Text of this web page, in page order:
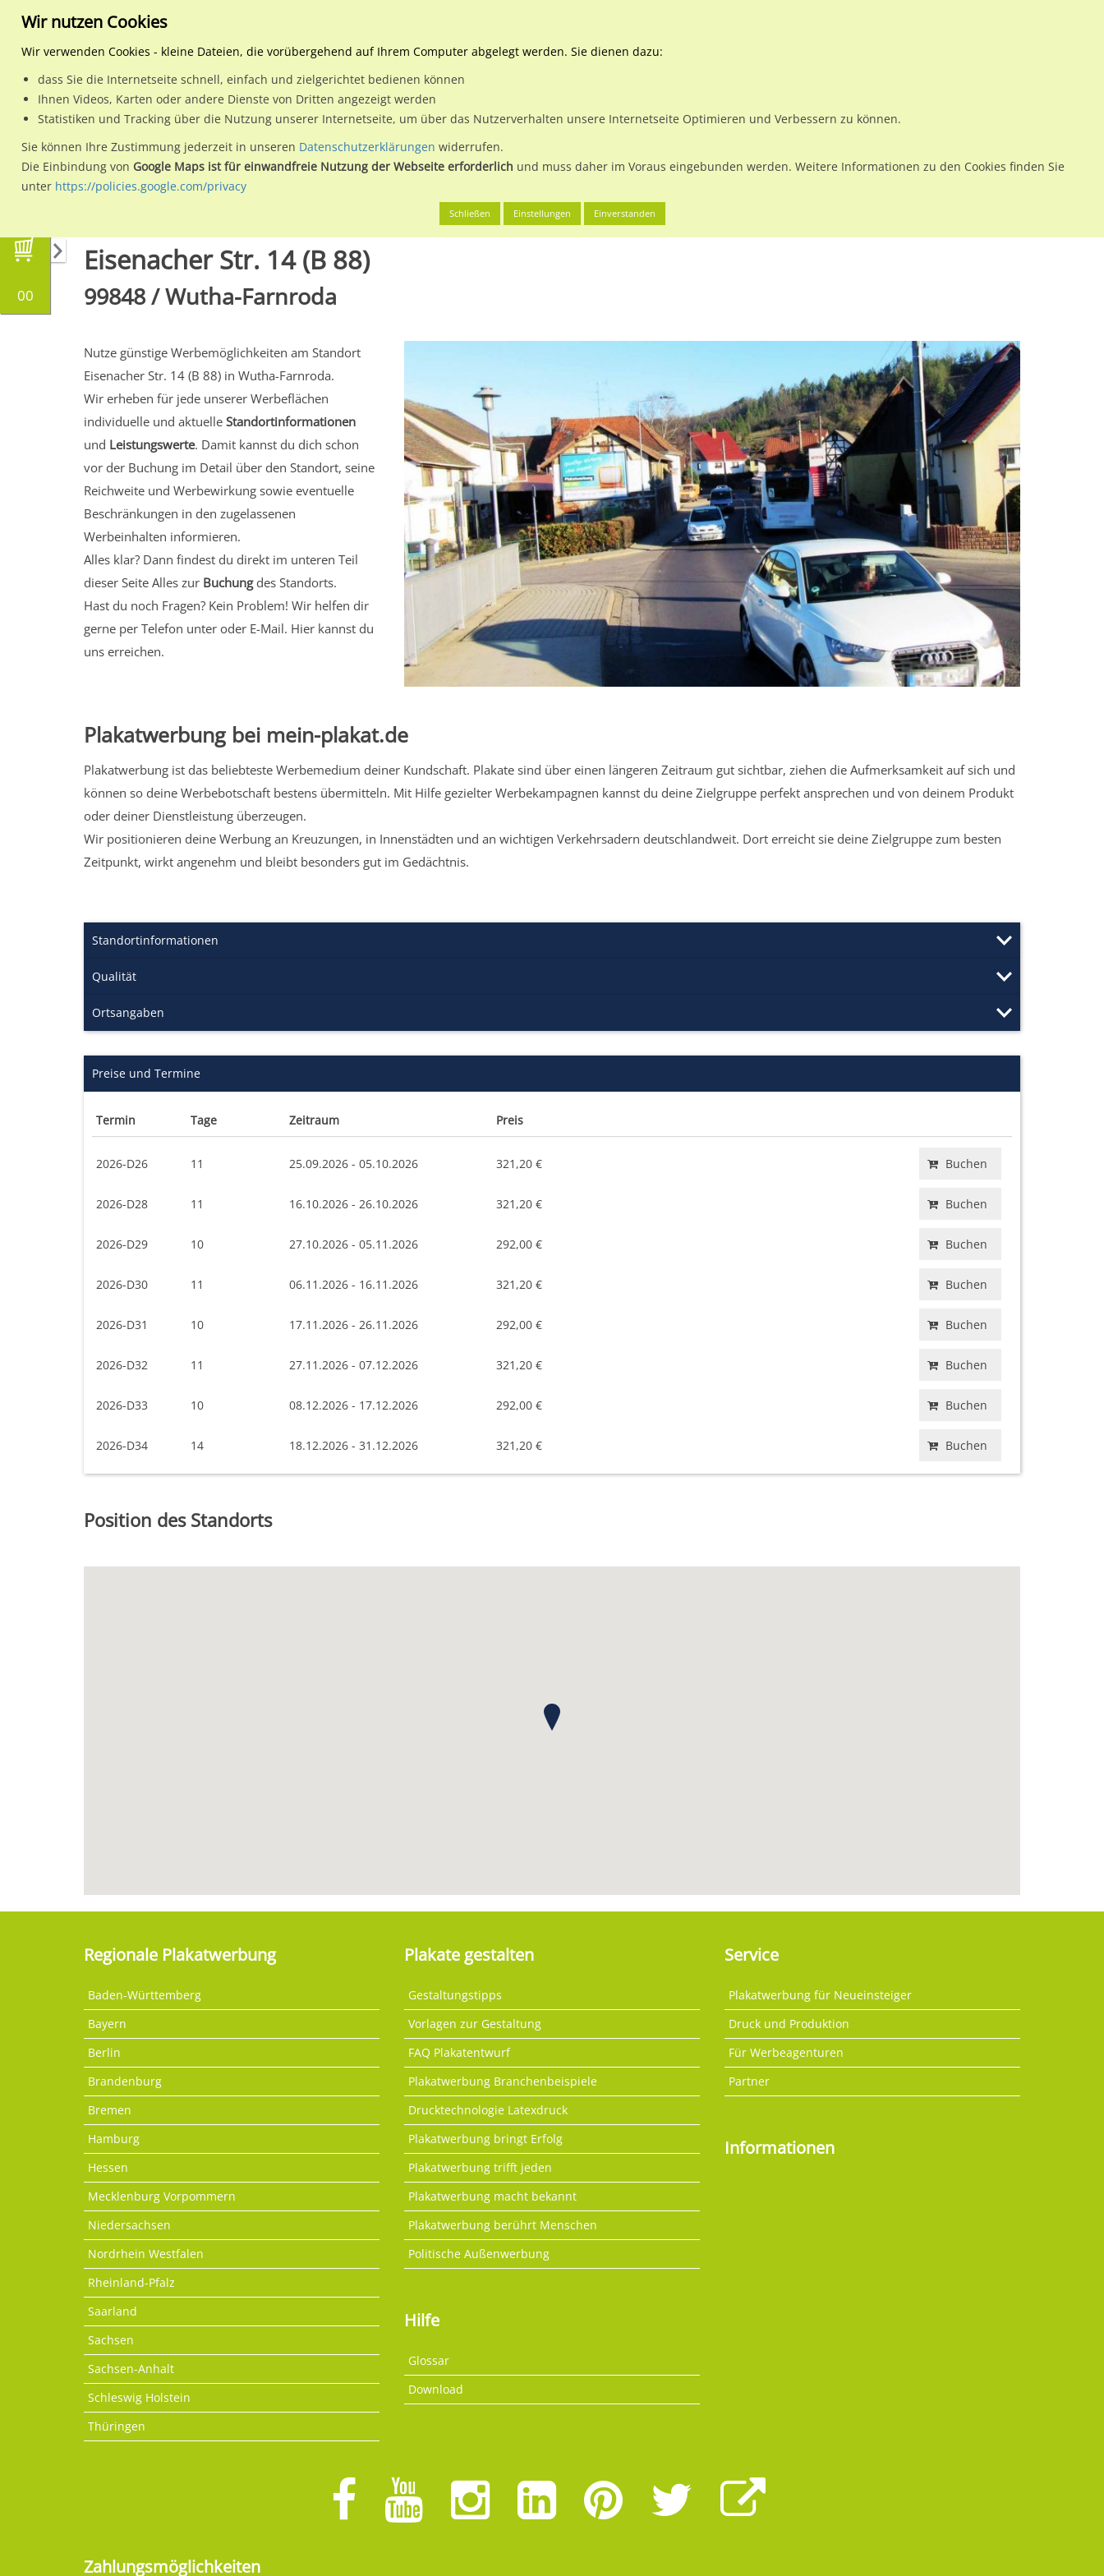
Planen & Buchen Plakatwerbung
Wähle den Werbestandort:
00
Eisenacher Str. 14 (B 88)
Eisenacher Str. 14 (B 88)
99848 / Wutha-Farnroda
Nutze günstige Werbemöglichkeiten am Standort
Eisenacher Str. 14 (B 88) in Wutha-Farnroda.
Wir erheben für jede unserer Werbeflächen
individuelle und aktuelle Standortinformationen
und Leistungswerte. Damit kannst du dich schon
vor der Buchung im Detail über den Standort, seine
Reichweite und Werbewirkung sowie eventuelle
Beschränkungen in den zugelassenen
Werbeinhalten informieren.
Alles klar? Dann findest du direkt im unteren Teil
dieser Seite Alles zur Buchungdes Standorts.
Hast du noch Fragen? Kein Problem! Wir helfen dir
gerne per Telefon unter oder E-Mail. Hier kannst du
uns erreichen.
Plakatwerbung bei mein-plakat.de
Plakatwerbung ist das beliebteste Werbemedium deiner Kundschaft. Plakate sind über einen längeren Zeitraum gut sichtbar, ziehen die Aufmerksamkeit auf sich und
können so deine Werbebotschaft bestens übermitteln. Mit Hilfe gezielter Werbekampagnen kannst du deine Zielgruppe perfekt ansprechen und von deinem Produkt
oder deiner Dienstleistung überzeugen.
Wir positionieren deine Werbung an Kreuzungen, in Innenstädten und an wichtigen Verkehrsadern deutschlandweit. Dort erreicht sie deine Zielgruppe zum besten
Zeitpunkt, wirkt angenehm und bleibt besonders gut im Gedächtnis.
Standortinformationen
Qualität
Ortsangaben
Preise und Termine
Termin Tage Zeitraum Preis
2026-D26 11 25.09.2026 - 05.10.2026 321,20 € Buchen
2026-D28 11 16.10.2026 - 26.10.2026 321,20 € Buchen
2026-D29 10 27.10.2026 - 05.11.2026 292,00 € Buchen
2026-D30 11 06.11.2026 - 16.11.2026 321,20 € Buchen
2026-D31 10 17.11.2026 - 26.11.2026 292,00 € Buchen
2026-D32 11 27.11.2026 - 07.12.2026 321,20 € Buchen
2026-D33 10 08.12.2026 - 17.12.2026 292,00 € Buchen
2026-D34 14 18.12.2026 - 31.12.2026 321,20 € Buchen
Position des Standorts
Regionale Plakatwerbung
Baden-Württemberg
Bayern
Berlin
Brandenburg
Bremen
Hamburg
Hessen
Mecklenburg Vorpommern
Niedersachsen
Nordrhein Westfalen
Rheinland-Pfalz
Saarland
Sachsen
Sachsen-Anhalt
Schleswig Holstein
Thüringen
Plakate gestalten
Gestaltungstipps
Vorlagen zur Gestaltung
FAQ Plakatentwurf
Plakatwerbung Branchenbeispiele
Drucktechnologie Latexdruck
Plakatwerbung bringt Erfolg
Plakatwerbung trifft jeden
Plakatwerbung macht bekannt
Plakatwerbung berührt Menschen
Politische Außenwerbung
Hilfe
Glossar
Download
Service
Plakatwerbung für Neueinsteiger
Druck und Produktion
Für Werbeagenturen
Partner
Informationen
Zahlungsmöglichkeiten
Wir nutzen Cookies
Wir verwenden Cookies - kleine Dateien, die vorübergehend auf Ihrem Computer abgelegt werden. Sie dienen dazu:
dass Sie die Internetseite schnell, einfach und zielgerichtet bedienen können
Ihnen Videos, Karten oder andere Dienste von Dritten angezeigt werden
Statistiken und Tracking über die Nutzung unserer Internetseite, um über das Nutzerverhalten unsere Internetseite Optimieren und Verbessern zu können.
Sie können Ihre Zustimmung jederzeit in unseren Datenschutzerklärungen widerrufen.
Die Einbindung von Google Maps ist für einwandfreie Nutzung der Webseite erforderlich und muss daher im Voraus eingebunden werden. Weitere Informationen zu den Cookies finden Sie
unter https://policies.google.com/privacy
Schließen Einstellungen Einverstanden